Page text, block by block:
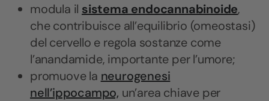
modula il sistema endocannabinoide,
che contribuisce all’equilibrio (omeostasi)
del cervello e regola sostanze come
l’anandamide, importante per l’umore;
promuove la neurogenesi
nell’ippocampo, un’area chiave per